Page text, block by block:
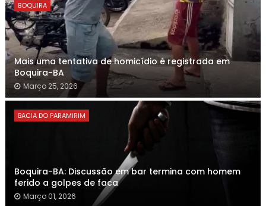
BOQUIRA
Mais uma tentativa de homicídio é registrada em
Boquira-BA
Março 25, 2026
BACIA DO PARAMIRIM
Boquira-BA: Discussão em bar termina com homem
ferido a golpes de faca
Março 01, 2026